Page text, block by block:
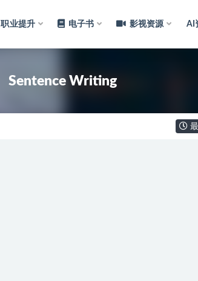
职业提升 电子书 影视资源 AI
Sentence Writing